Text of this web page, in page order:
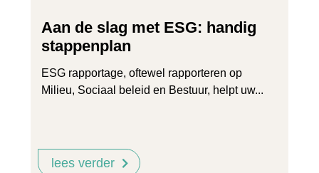
Aan de slag met ESG: handig
stappenplan
ESG rapportage, oftewel rapporteren op
Milieu, Sociaal beleid en Bestuur, helpt uw...
lees verder